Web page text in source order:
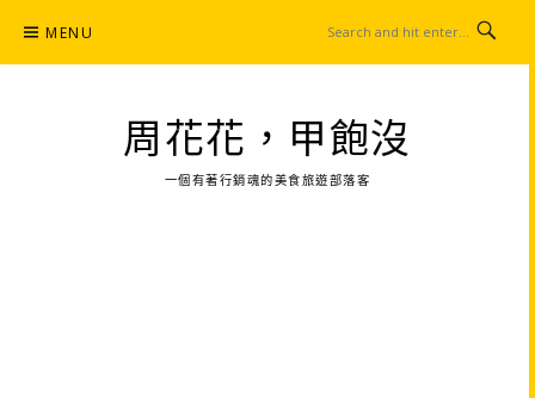
content
MENU
周花花，甲飽沒
一個有著行銷魂的美食旅遊部落客